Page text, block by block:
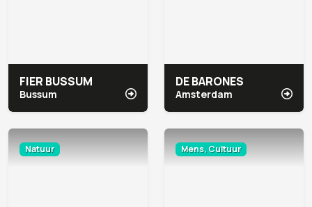
FIER BUSSUM
Bussum
DE BARONES
Amsterdam
Natuur Mens, Cultuur